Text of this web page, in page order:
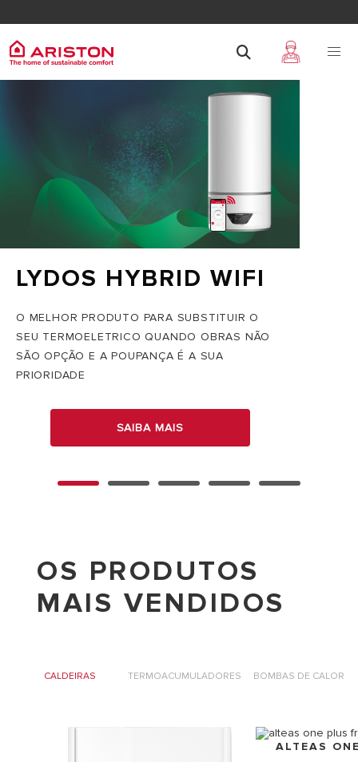
LYDOS HYBRID WIFI
O MELHOR PRODUTO PARA SUBSTITUIR O
SEU TERMOELETRICO QUANDO OBRAS NÃO
SÃO OPÇÃO E A POUPANÇA É A SUA
PRIORIDADE
SAIBA MAIS
OS PRODUTOS
MAIS VENDIDOS
CALDEIRAS TERMOACUMULADORES BOMBAS DE CALOR
ALTEAS